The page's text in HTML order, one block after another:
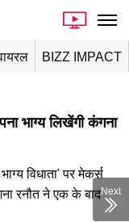
BIZZ IMPACT
भाग्य लिखेंगी कंगना
विधाता' पर मेकर्स
रनौत ने एक के बादNext